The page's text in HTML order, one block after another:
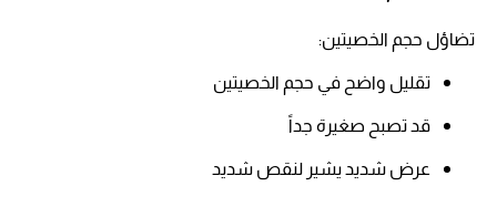
تضاؤل حجم الخصيتين:​
تقليل واضح في حجم الخصيتين​
قد تصبح صغيرة جداً​
عرض شديد يشير لنقص شديد